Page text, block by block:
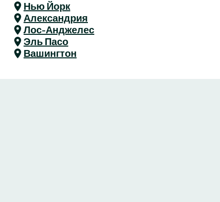
Нью Йорк
Александрия
Лос-Анджелес
Эль Пасо
Вашингтон